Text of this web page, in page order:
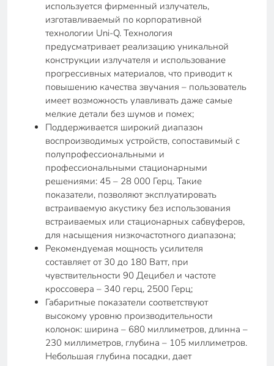
используется фирменный излучатель,
изготавливаемый по корпоративной
технологии Uni-Q. Технология
предусматривает реализацию уникальной
конструкции излучателя и использование
прогрессивных материалов, что приводит к
повышению качества звучания – пользователь
имеет возможность улавливать даже самые
мелкие детали без шумов и помех;
Поддерживается широкий диапазон
воспроизводимых устройств, сопоставимый с
полупрофессиональными и
профессиональными стационарными
решениями: 45 – 28 000 Герц. Такие
показатели, позволяют эксплуатировать
встраиваемую акустику без использования
встраиваемых или стационарных сабвуферов,
для насыщения низкочастотного диапазона;
Рекомендуемая мощность усилителя
составляет от 30 до 180 Ватт, при
чувствительности 90 Децибел и частоте
кроссовера – 340 герц, 2500 Герц;
Габаритные показатели соответствуют
высокому уровню производительности
колонок: ширина – 680 миллиметров, длинна –
230 миллиметров, глубина – 105 миллиметров.
Небольшая глубина посадки, дает